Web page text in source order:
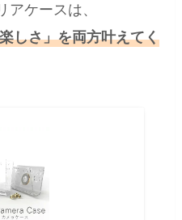
アケースは、
しさ」を両方叶えてく